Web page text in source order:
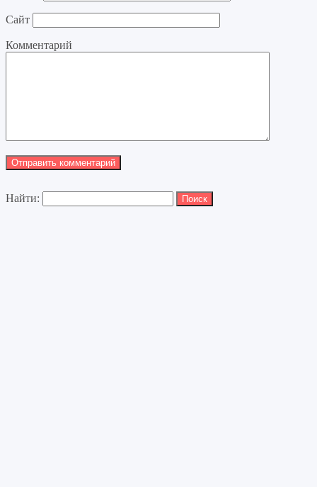
Сайт
Комментарий
Найти: